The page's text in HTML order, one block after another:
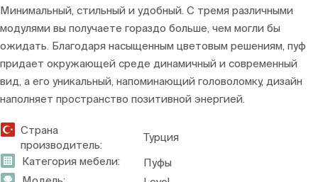
Минимальный, стильный и удобный. С тремя различными
модулями вы получаете гораздо больше, чем могли бы
ожидать. Благодаря насыщенным цветовым решениям, пуф
придает окружающей среде динамичный и современный
вид, а его уникальный, напоминающий головоломку, дизайн
наполняет пространство позитивной энергией.
Страна
производитель:
Турция
Категория мебели:
Пуфы